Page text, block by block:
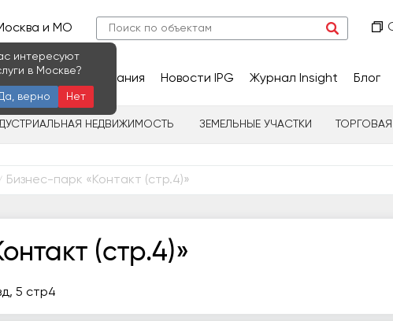
и МО
интересуют
в Москве?
верно Нет
Исследования Новости IPG Журнал Insight Блог
НЕДВИЖИМОСТЬ ЗЕМЕЛЬНЫЕ УЧАСТКИ
Бизнес-парк «Контакт (стр.4)»
(стр.4)»
5 стр4